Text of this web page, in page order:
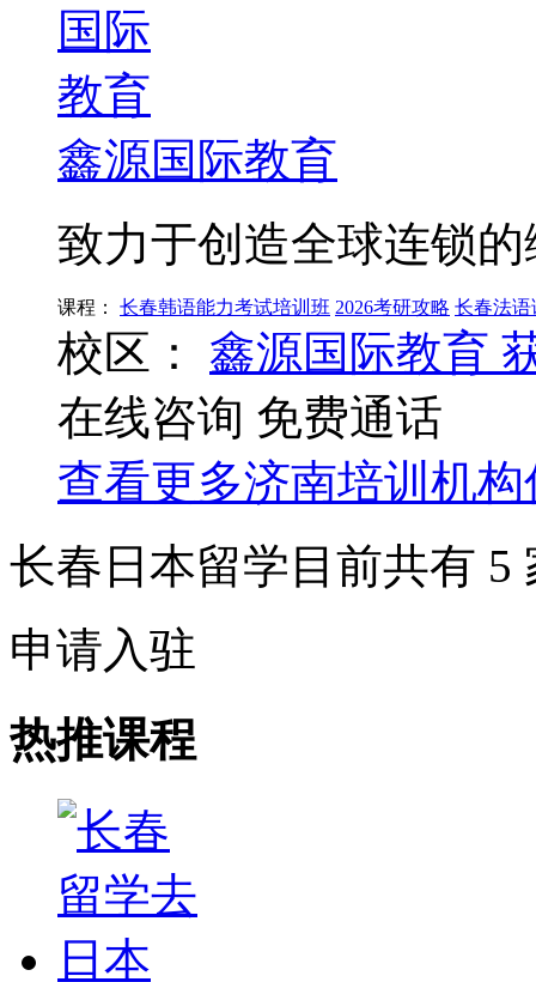
鑫源国际教育
致力于创造全球连锁
课程： 长春韩语能力考试培训班 2026考研攻略 长春法语
校区： 鑫源国际教育
在线咨询 免费通话
查看更多济南培训机构
长春日本留学目前共有 5
申请入驻
热推课程